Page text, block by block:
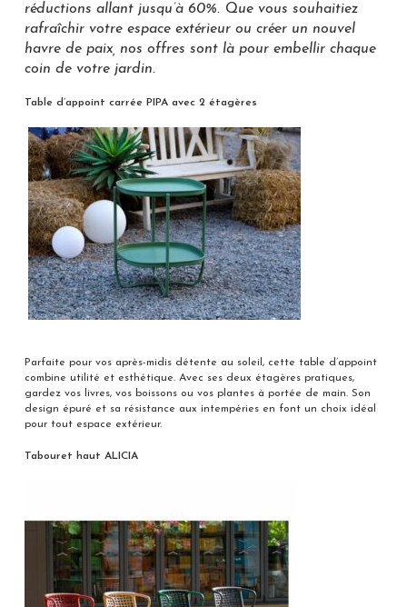
réductions allant jusqu’à 60%. Que vous souhaitiez
rafraîchir votre espace extérieur ou créer un nouvel
havre de paix, nos offres sont là pour embellir chaque
coin de votre jardin.
Table d’appoint carrée PIPA avec 2 étagères
Parfaite pour vos après-midis détente au soleil, cette table d’appoint
combine utilité et esthétique. Avec ses deux étagères pratiques,
gardez vos livres, vos boissons ou vos plantes à portée de main. Son
design épuré et sa résistance aux intempéries en font un choix idéal
pour tout espace extérieur.
Tabouret haut ALICIA